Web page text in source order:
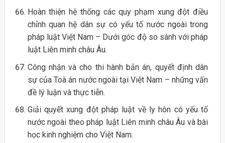
Hoàn thiện hệ thống các quy phạm xung đột điều
chỉnh quan hệ dân sự có yếu tố nước ngoài trong
pháp luật Việt Nam – Dưới góc độ so sánh với pháp
luật Liên minh châu Âu.
Công nhận và cho thi hành bản án, quyết định dân
sự của Toà án nước ngoài tại Việt Nam – những vấn
đề lý luận và thực tiễn.
Giải quyết xung đột pháp luật về ly hôn có yếu tố
nước ngoài theo pháp luật Liên minh châu Âu và bài
học kinh nghiệm cho Việt Nam.